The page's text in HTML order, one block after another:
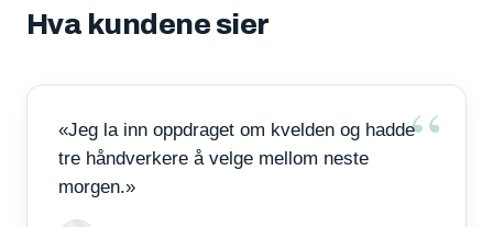
Hva kundene sier
«Jeg la inn oppdraget om kvelden og hadde
tre håndverkere å velge mellom neste
morgen.»